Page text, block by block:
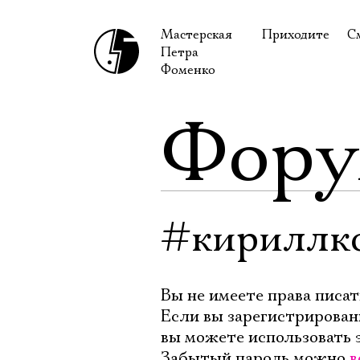
Мастерская
Петра
Фоменко
Приходите
Доступ для
Правила
Вы не имеете права
Если вы
вы можете